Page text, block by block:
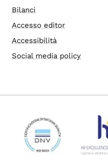
Bilanci
Accesso editor
Accessibilità
Social media policy